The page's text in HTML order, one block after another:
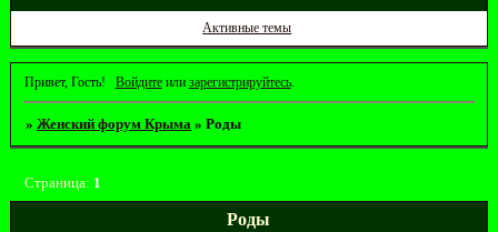
Активные темы
Привет, Гость! Войдитеили зарегистрируйтесь.
» Женский форум Крыма » Роды
Роды
Страница: 1